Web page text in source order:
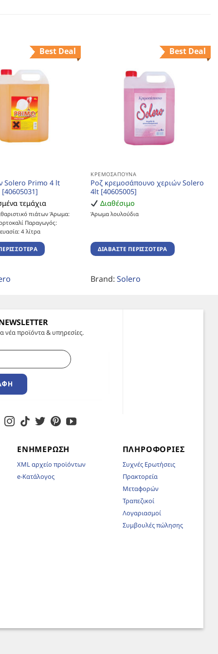
Best Deal
Solero Primo 4 lt
τεμάχια
πιάτων Άρωμα:
Παραγωγός:
4 λίτρα
Best Deal
ΚΡΕΜΟΣΆΠΟΥΝΑ
Ροζ κρεμοσάπουνο χεριών Solero
4lt [40605005]
Διαθέσιμο
Άρωμα λουλούδια
ΔΙΑΒΆΣΤΕ ΠΕΡΙΣΣΌΤΕΡΑ
Brand: Solero
νέα προϊόντα & υπηρεσίες.
ΕΝΗΜΈΡΩΣΗ
XML αρχείο προϊόντων
e-Κατάλογος
ΠΛΗΡΟΦΟΡΊΕΣ
Συχνές Ερωτήσεις
Πρακτορεία
Μεταφορών
Τραπεζικοί
Λογαριασμοί
Συμβουλές πώλησης